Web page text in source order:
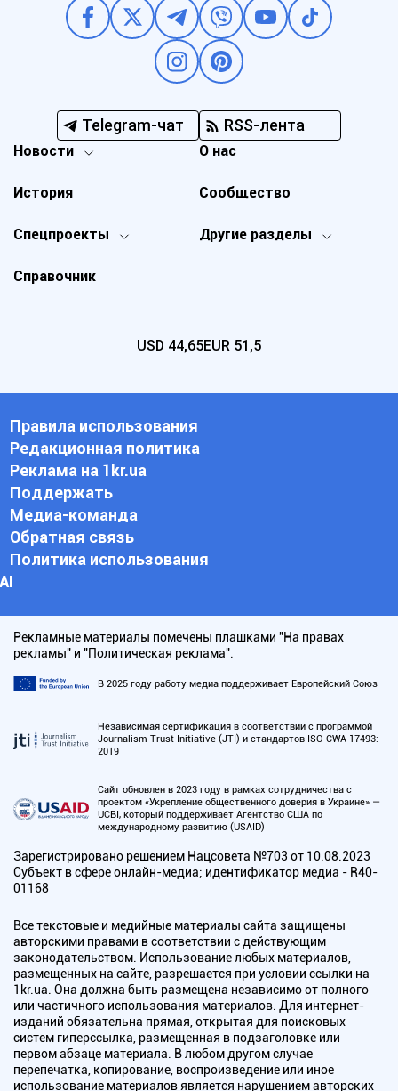
Telegram-чат RSS-лента
Новости
Спецпроекты Другие разделы
История
О нас
Справочник
Сообщество
USD 44,65EUR 51,5
Правила использования
Редакционная политика
Реклама на 1kr.ua
Поддержать
Медиа-команда
Обратная связь
Политика использования
АI
Рекламные материалы помечены плашками "На правах
рекламы" и "Политическая реклама".
В 2025 году работу медиа поддерживает Европейский Союз
Независимая сертификация в соответствии с программой
Journalism Trust Initiative (JTI) и стандартов ISO CWA 17493:
2019
Сайт обновлен в 2023 году в рамках сотрудничества с
проектом «Укрепление общественного доверия в Украине» —
UCBI, который поддерживает Агентство США по
международному развитию (USAID)
Зарегистрировано решением Нацсовета №703 от 10.08.2023
Субъект в сфере онлайн-медиа; идентификатор медиа - R40-
01168
Все текстовые и медийные материалы сайта защищены
авторскими правами в соответствии с действующим
законодательством. Использование любых материалов,
размещенных на сайте, разрешается при условии ссылки на
1kr.ua. Она должна быть размещена независимо от полного
или частичного использования материалов. Для интернет-
изданий обязательна прямая, открытая для поисковых
систем гиперссылка, размещенная в подзаголовке или
первом абзаце материала. В любом другом случае
перепечатка, копирование, воспроизведение или иное
использование материалов является нарушением авторских